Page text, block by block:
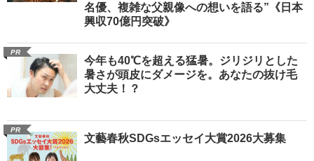
名優、複雑な父親像への想いを語る”《日本
興収70億円突破》
PR
今年も40℃を超える猛暑。ジリジリとした
暑さが頭皮にダメージを。あなたの抜け毛
大丈夫！？
PR
文藝春秋SDGsエッセイ大賞2026大募集